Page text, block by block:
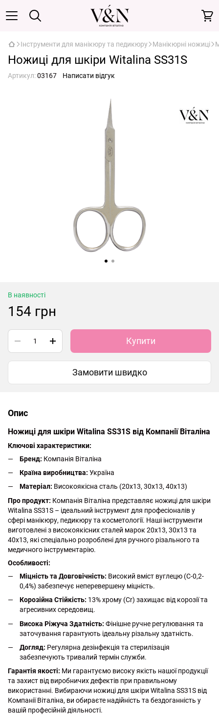
Інструменти для манікюру та педикюру Манікюрні ножиці
Ножиці для шкіри Witalina SS31S
Артикул:03167 Написати відгук
В наявності
154 грн
Купити
Замовити швидко
Опис
Ножиці для шкіри Witalina SS31S від Компанії Віталіна
Ключові характеристики:
Бренд: Компанія Віталіна
Країна виробництва: Україна
Матеріал: Високоякісна сталь (20х13, 30х13, 40х13)
Про продукт: Компанія Віталіна представляє ножиці для шкіри
Witalina SS31S – ідеальний інструмент для професіоналів у
сфері манікюру, педикюру та косметології. Наші інструменти
виготовлені з високоякісних сталей марок 20х13, 30х13 та
40х13, які спеціально розроблені для ручного різального та
медичного інструментарію.
Особливості:
Міцність та Довговічність: Високий вміст вуглецю (С-0,2-
0,4%) забезпечує неперевершену міцність.
Корозійна Стійкість: 13% хрому (Cr) захищає від корозії та
агресивних середовищ.
Висока Ріжуча Здатність: Фінішне ручне регулювання та
заточування гарантують ідеальну різальну здатність.
Догляд: Регулярна дезінфекція та стерилізація
забезпечують тривалий термін служби.
Гарантія якості: Ми гарантуємо високу якість нашої продукції
та захист від виробничих дефектів при правильному
використанні. Вибираючи ножиці для шкіри Witalina SS31S від
Компанії Віталіна, ви обираєте надійність та бездоганність у
вашій професійній діяльності.